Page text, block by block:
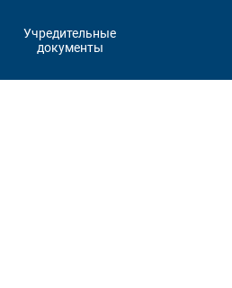
Учредительные
документы